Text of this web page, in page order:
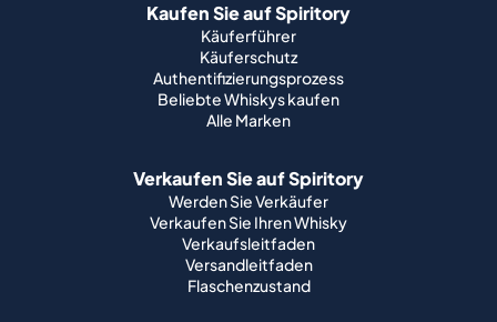
Kaufen Sie auf Spiritory
Käuferführer
Käuferschutz
Authentifizierungsprozess
Beliebte Whiskys kaufen
Alle Marken
Verkaufen Sie auf Spiritory
Werden Sie Verkäufer
Verkaufen Sie Ihren Whisky
Verkaufsleitfaden
Versandleitfaden
Flaschenzustand